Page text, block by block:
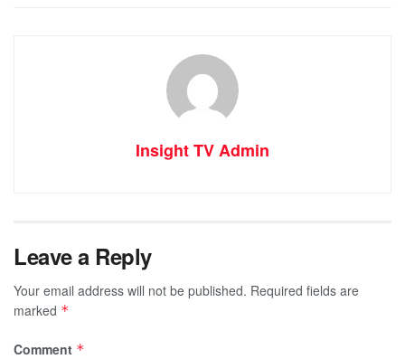
Insight TV Admin
Leave a Reply
Your email address will not be published. Required fields are
marked *
Comment *